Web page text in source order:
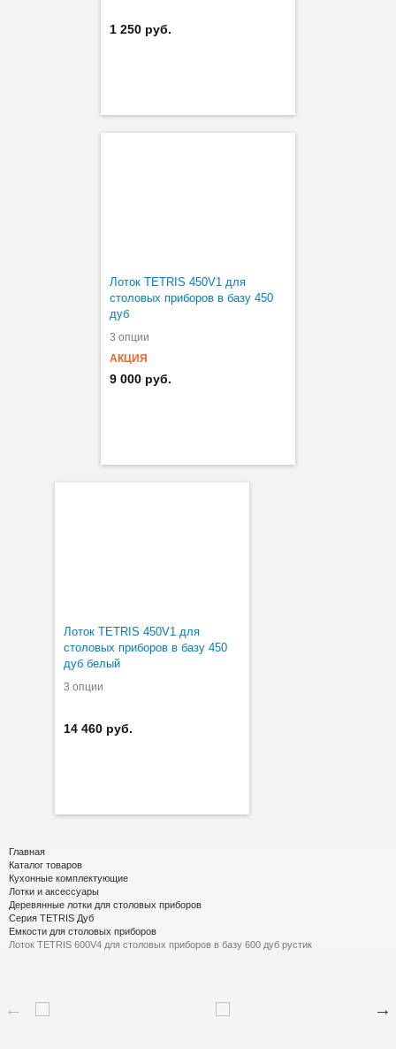
1 250 руб.
Лоток TETRIS 450V1 для
столовых приборов в базу 450
дуб
3 опции
АКЦИЯ
9 000 руб.
Лоток TETRIS 450V1 для
столовых приборов в базу 450
дуб белый
3 опции
14 460 руб.
Главная
Каталог товаров
Кухонные комплектующие
Лотки и аксессуары
Деревянные лотки для столовых приборов
Серия TETRIS Дуб
Емкости для столовых приборов
Лоток TETRIS 600V4 для столовых приборов в базу 600 дуб рустик